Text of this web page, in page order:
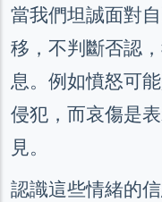
當我們坦誠面對
移，不判斷否認
息。例如憤怒可
侵犯 ， 而哀傷是
見。
認識這些情緒的